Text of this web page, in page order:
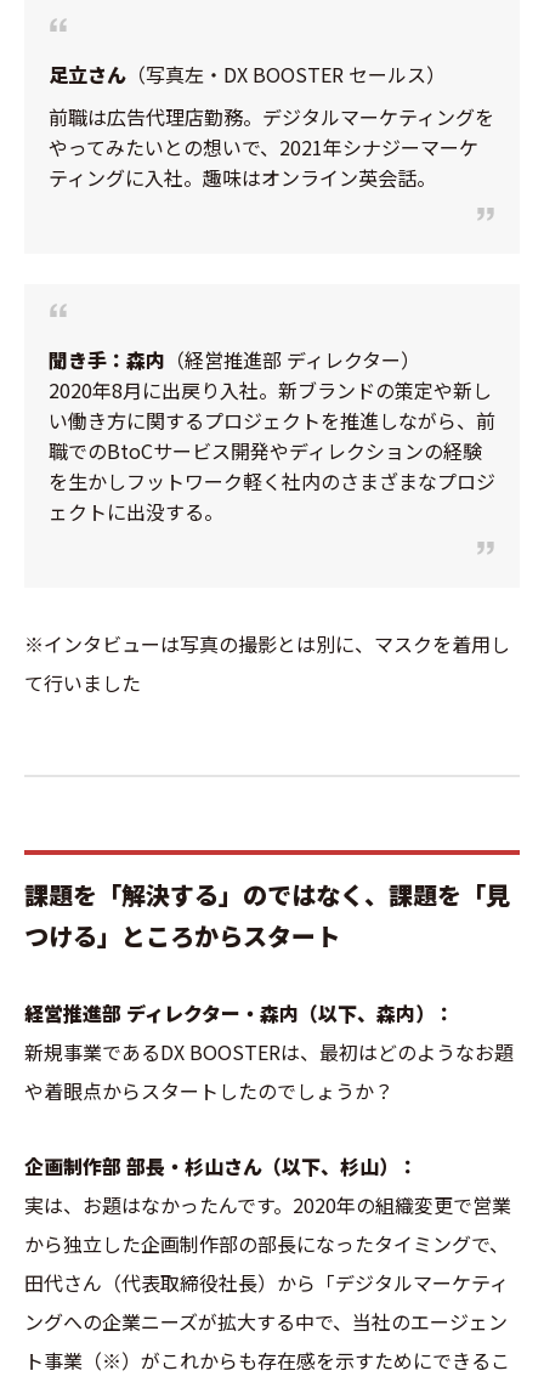
足立さん （写真左・DX BOOSTER セールス）
前職は広告代理店勤務。デジタルマーケティングを
やってみたいとの想いで、2021年シナジーマーケ
ティングに入社。趣味はオンライン英会話。
聞き手：森内 （経営推進部 ディレクター）
2020年8月に出戻り入社。新ブランドの策定や新し
い働き方に関するプロジェクトを推進しながら、前
職でのBtoCサービス開発やディレクションの経験
を生かしフットワーク軽く社内のさまざまなプロジ
ェクトに出没する。
※インタビューは写真の撮影とは別に、マスクを着用し
て行いました
課題を「解決する」のではなく、課題を「見
つける」ところからスタート
経営推進部 ディレクター・森内（以下、森内）：
新規事業であるDX BOOSTERは、最初はどのようなお題
や着眼点からスタートしたのでしょうか？
企画制作部 部長・杉山さん（以下、杉山）：
実は、お題はなかったんです。2020年の組織変更で営業
から独立した企画制作部の部長になったタイミングで、
田代さん（代表取締役社長）から「デジタルマーケティ
ングへの企業ニーズが拡大する中で、当社のエージェン
ト事業（※）がこれからも存在感を示すためにできるこ